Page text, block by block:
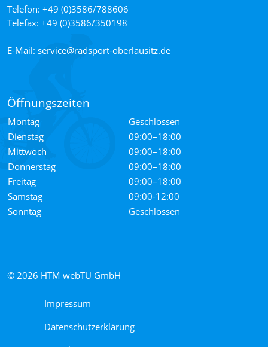
Telefon: +49 (0)3586/788606
Telefax: +49 (0)3586/350198
E-Mail: service­@­radsport‑oberlausitz­.­de
Öffnungszeiten
Montag
Geschlossen
Dienstag
09:00–18:00
Mittwoch
09:00–18:00
Donnerstag
09:00–18:00
Freitag
09:00–18:00
Samstag
09:00-12:00
Sonntag
Geschlossen
© 2026 HTM webTU GmbH
Impressum
Datenschutzerklärung